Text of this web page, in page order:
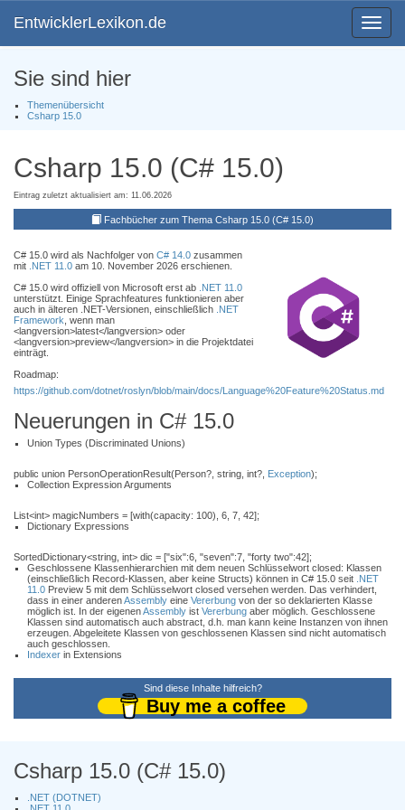
Toggle
EntwicklerLexikon.de
Sie sind hier
Themenübersicht
Csharp 15.0
Csharp 15.0 (C# 15.0)
Eintrag zuletzt aktualisiert am: 11.06.2026
Fachbücher zum Thema Csharp 15.0 (C# 15.0)
C# 15.0 wird als Nachfolger von C# 14.0 zusammen
mit .NET 11.0 am 10. November 2026 erschienen.
C# 15.0 wird offiziell von Microsoft erst ab .NET 11.0
unterstützt. Einige Sprachfeatures funktionieren aber
auch in älteren .NET-Versionen, einschließlich .NET
Framework , wenn man
<langversion>latest</langversion> oder
<langversion>preview</langversion> in die Projektdatei
einträgt.
Roadmap:
https://github.com/dotnet/roslyn/blob/main/docs/Language%20Feature%20Status.md
Neuerungen in C# 15.0
Union Types (Discriminated Unions)
public union PersonOperationResult(Person?, string, int?, Exception);
Collection Expression Arguments
List<int> magicNumbers = [with(capacity: 100), 6, 7, 42];
Dictionary Expressions
SortedDictionary<string, int> dic = ["six":6, "seven":7, "forty two":42];
Geschlossene Klassenhierarchien mit dem neuen Schlüsselwort closed: Klassen
(einschließlich Record-Klassen, aber keine Structs) können in C# 15.0 seit .NET
11.0 Preview 5 mit dem Schlüsselwort closed versehen werden. Das verhindert,
dass in einer anderenAssembly eine Vererbung von der so deklarierten Klasse
möglich ist. In der eigenenAssembly ist Vererbung aber möglich. Geschlossene
Klassen sind automatisch auch abstract, d.h. man kann keine Instanzen von ihnen
erzeugen. Abgeleitete Klassen von geschlossenen Klassen sind nicht automatisch
auch geschlossen.
Indexer in Extensions
Sind diese Inhalte hilfreich?
Buy me a coffee
Csharp 15.0 (C# 15.0)
.NET (DOTNET)